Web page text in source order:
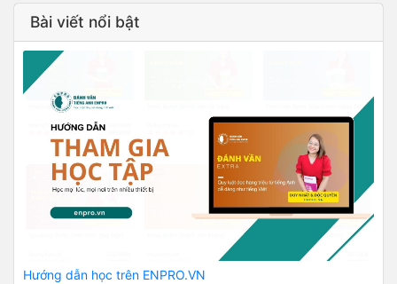
Bài viết nổi bật
Hướng dẫn học trên ENPRO.VN